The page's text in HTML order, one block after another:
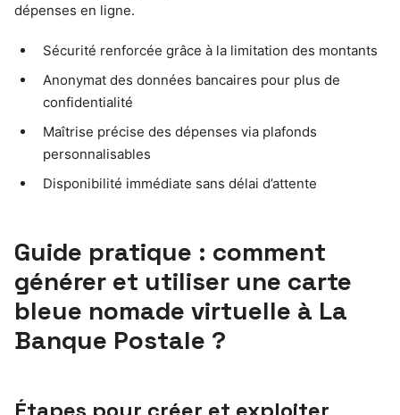
dépenses en ligne.
Sécurité renforcée grâce à la limitation des montants
Anonymat des données bancaires pour plus de
confidentialité
Maîtrise précise des dépenses via plafonds
personnalisables
Disponibilité immédiate sans délai d’attente
Guide pratique : comment
générer et utiliser une carte
bleue nomade virtuelle à La
Banque Postale ?